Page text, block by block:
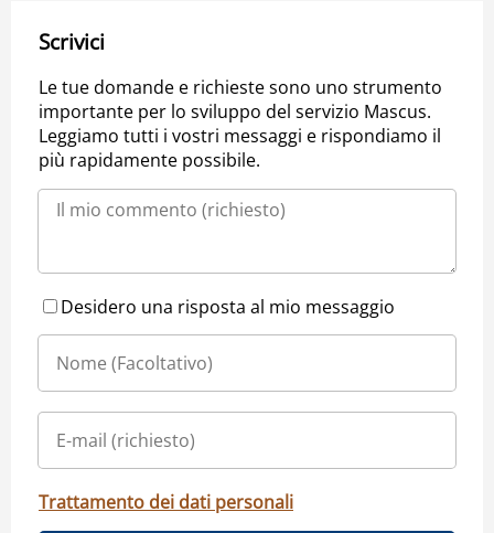
Scrivici
Le tue domande e richieste sono uno strumento
importante per lo sviluppo del servizio Mascus.
Leggiamo tutti i vostri messaggi e rispondiamo il
più rapidamente possibile.
Desidero una risposta al mio messaggio
Trattamento dei dati personali